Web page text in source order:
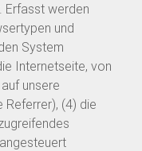
Erfasst werden
und
System
Internetseite, von
unsere
(4) die